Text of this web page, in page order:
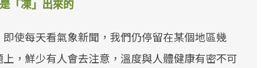
「凍」出來的
使每天看氣象新聞，我們仍停留在某個地區幾
，鮮少有人會去注意，溫度與人體健康有密不可
政策如「健康台灣推動委員會」與「長
照3.0」的推進，「預防醫學」已成全民
全面啟動你的健康革命！
建立對亞健康的認知，進而引導實際的
改善行動。